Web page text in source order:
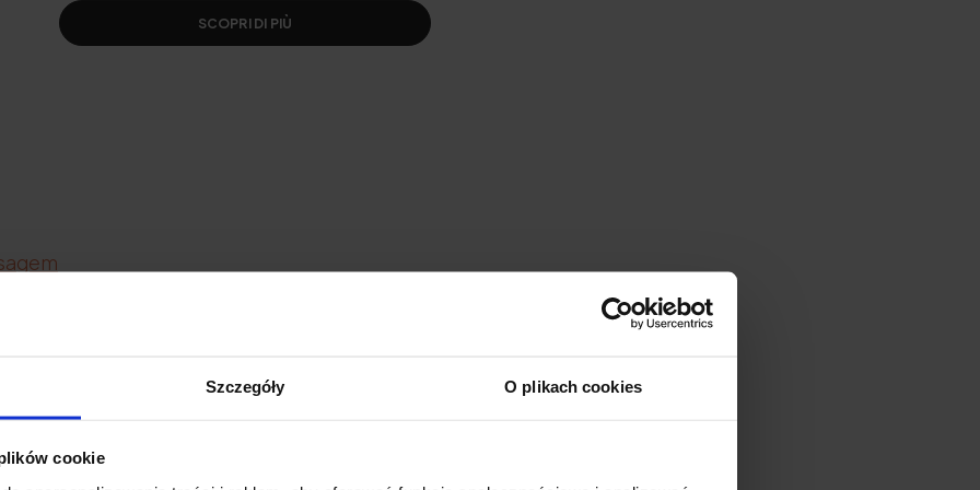
Szczegóły O plikach cookies
cookie
embalá-la num sono reparador.
SCOPRI DI PIÙ
ou à noite?
é que faz efeito?
o que não combinar?